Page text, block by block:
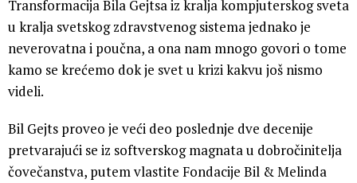
Transformacija Bila Gejtsa iz kralja kompjuterskog sveta
u kralja svetskog zdravstvenog sistema jednako je
neverovatna i poučna, a ona nam mnogo govori o tome
kamo se krećemo dok je svet u krizi kakvu još nismo
videli.
Bil Gejts proveo je veći deo poslednje dve decenije
pretvarajući se iz softverskog magnata u dobročinitelja
čovečanstva, putem vlastite Fondacije Bil & Melinda